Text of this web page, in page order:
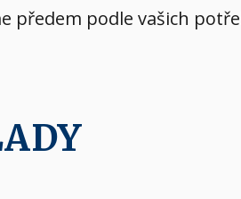
předem podle vašich